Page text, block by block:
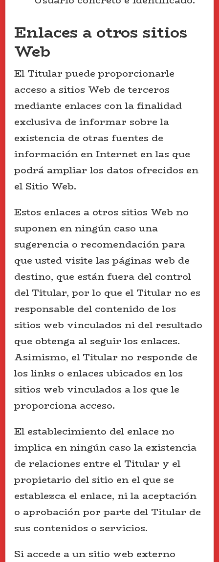
Enlaces a otros sitios
Web
El Titular puede proporcionarle
acceso a sitios Web de terceros
mediante enlaces con la finalidad
exclusiva de informar sobre la
existencia de otras fuentes de
información en Internet en las que
podrá ampliar los datos ofrecidos en
el Sitio Web.
Estos enlaces a otros sitios Web no
suponen en ningún caso una
sugerencia o recomendación para
que usted visite las páginas web de
destino, que están fuera del control
del Titular, por lo que el Titular no es
responsable del contenido de los
sitios web vinculados ni del resultado
que obtenga al seguir los enlaces.
Asimismo, el Titular no responde de
los links o enlaces ubicados en los
sitios web vinculados a los que le
proporciona acceso.
El establecimiento del enlace no
implica en ningún caso la existencia
de relaciones entre el Titular y el
propietario del sitio en el que se
establezca el enlace, ni la aceptación
o aprobación por parte del Titular de
sus contenidos o servicios.
Si accede a un sitio web externo